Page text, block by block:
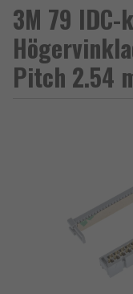
3M 79
Pitch 2.54